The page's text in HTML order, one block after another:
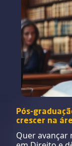
Pós-
crescer na
Quer avançar